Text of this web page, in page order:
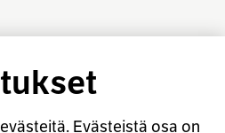
Evästeistä osa on